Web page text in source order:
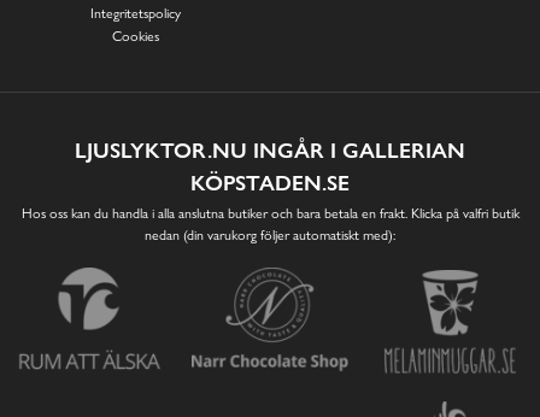
Integritetspolicy
Cookies
LJUSLYKTOR.NU INGÅR I GALLERIAN
KÖPSTADEN.SE
Hos oss kan du handla i alla anslutna butiker och bara betala en frakt. Klicka på valfri butik
nedan (din varukorg följer automatiskt med):